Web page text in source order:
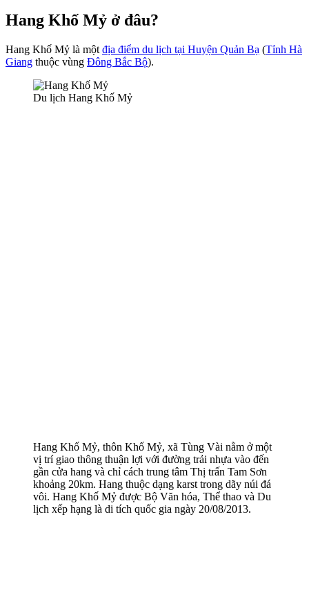
Hang Khố Mỷ ở đâu?
Hang Khố Mỷ là một địa điểm du lịch tại Huyện Quản Bạ (Tỉnh Hà
Giang thuộc vùng Đông Bắc Bộ).
Du lịch Hang Khố Mỷ
Hang Khố Mỷ, thôn Khố Mỷ, xã Tùng Vài nằm ở một
vị trí giao thông thuận lợi với đường trải nhựa vào đến
gần cửa hang và chỉ cách trung tâm Thị trấn Tam Sơn
khoảng 20km. Hang thuộc dạng karst trong dãy núi đá
vôi. Hang Khố Mỷ được Bộ Văn hóa, Thể thao và Du
lịch xếp hạng là di tích quốc gia ngày 20/08/2013.